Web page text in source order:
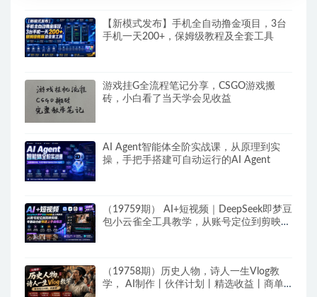
【新模式发布】手机全自动撸金项目，3台
手机一天200+，保姆级教程及全套工具
游戏挂G全流程笔记分享，CSGO游戏搬
砖，小白看了当天学会见收益
AI Agent智能体全阶实战课，从原理到实
操，手把手搭建可自动运行的AI Agent
（19759期） AI+短视频｜DeepSeek即梦豆
包小云雀全工具教学，从账号定位到剪映剪
（19758期）历史人物，诗人一生Vlog教
学， AI制作丨伙伴计划丨精选收益丨商单